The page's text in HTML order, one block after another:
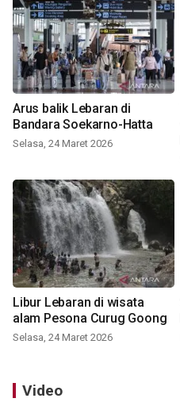
Arus balik Lebaran di
Bandara Soekarno-Hatta
Selasa, 24 Maret 2026
Libur Lebaran di wisata
alam Pesona Curug Goong
Selasa, 24 Maret 2026
Video